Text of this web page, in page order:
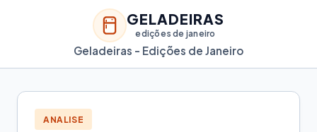
GELADEIRAS
edições de janeiro
Geladeiras - Edições de Janeiro
ANALISE